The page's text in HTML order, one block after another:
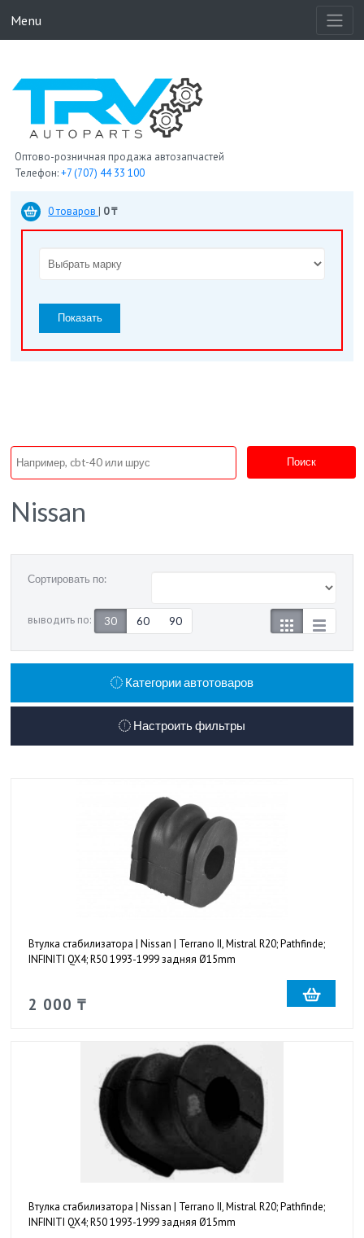
Menu
Оптово-розничная продажа автозапчастей
Телефон:+7 (707) 44 33 100
0 товаров | 0 ₸
Показать
Поиск
Nissan
Сортировать по:
выводить по: 30 60 90
Категории автотоваров
Настроить фильтры
Втулка стабилизатора | Nissan | Terrano II, Mistral R20; Pathfinde;
INFINITI QX4; R50 1993-1999 задняя Ø15mm
2 000 ₸
Втулка стабилизатора | Nissan | Terrano II, Mistral R20; Pathfinde;
INFINITI QX4; R50 1993-1999 задняя Ø15mm